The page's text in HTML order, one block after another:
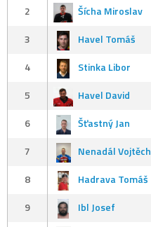
2
Šícha Miroslav
3
Havel Tomáš
4
Stinka Libor
5
Havel David
6
Šťastný Jan
7
Nenadál Vojtěch
8
Hadrava Tomáš
9
Ibl Josef